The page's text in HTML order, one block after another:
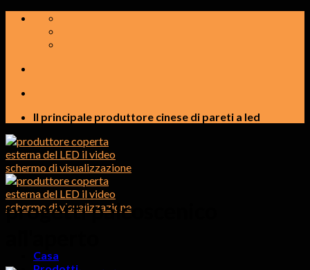
Salta
contenuto
Il principale produttore cinese di pareti a led
Casa
progetti palcoscenico